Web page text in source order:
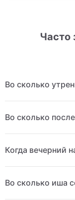
Часто
Во сколько
Во сколько
Когда вечерний
Во сколько иша